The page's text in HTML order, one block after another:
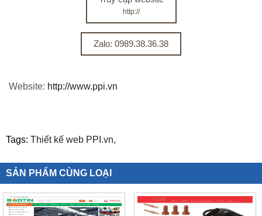
http://
Zalo: 0989.38.36.38
Website: http://www.ppi.vn
Tags: Thiết kế web PPI.vn,
SẢN PHẨM CÙNG LOẠI